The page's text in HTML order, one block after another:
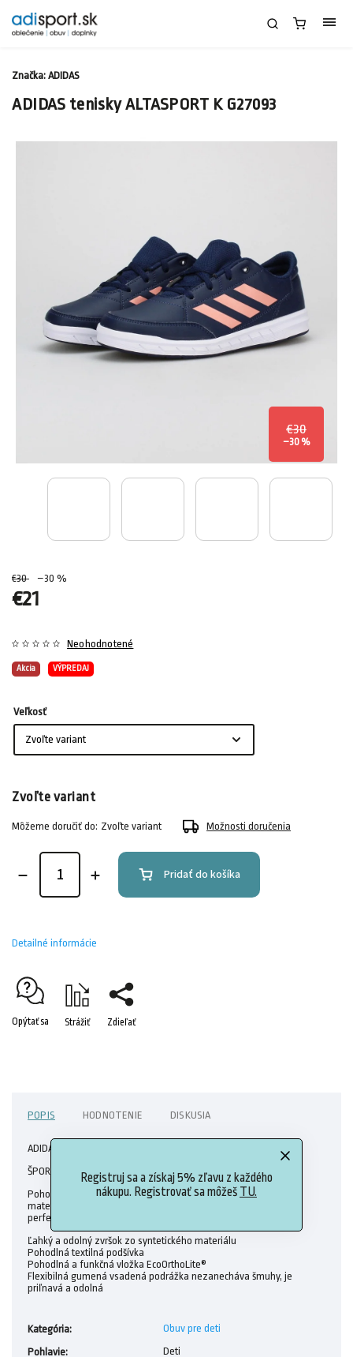
Registruj sa a získaj 5% zľavu z každého
nákupu. Registrovať sa môžeš TU.
ADIDAS tenisky ALTASPORT K G27093
€30
–30 %
€30 –30 %
€21
Akcia VÝPREDAJ
Neohodnotené
Značka: ADIDAS
Veľkosť
Zvoľte variant
Môžeme doručiť do: Zvoľte variant Možnosti doručenia
Pridať do košíka
Detailné informácie
Opýtať sa Strážiť Zdieľať
POPIS HODNOTENIE DISKUSIA
ADIDAS tenisky ALTASPORT K G27093
ŠPORTOVÝ ŠTÝL NA NEKONEČNÉ HODINY HRANIA SA.
Pohodlné tenisky majú ľahký a odolný zvršok zo syntetického
materiálu a gumenú podrážku, ktorá nezanecháva šmuhy a je
perfektná do telocvične.
Ľahký a odolný zvršok zo syntetického materiálu
Pohodlná textilná podšívka
Pohodlná a funkčná vložka EcoOrthoLite®
Flexibilná gumená vsadená podrážka nezanecháva šmuhy, je
priľnavá a odolná
Kategória:
Obuv pre deti
Pohlavie:
Deti